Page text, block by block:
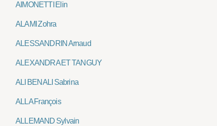
AIMONETTI Elin
ALAMI Zohra
ALESSANDRIN Arnaud
ALEXANDRA ET TANGUY
ALI BENALI Sabrina
ALLA François
ALLEMAND Sylvain